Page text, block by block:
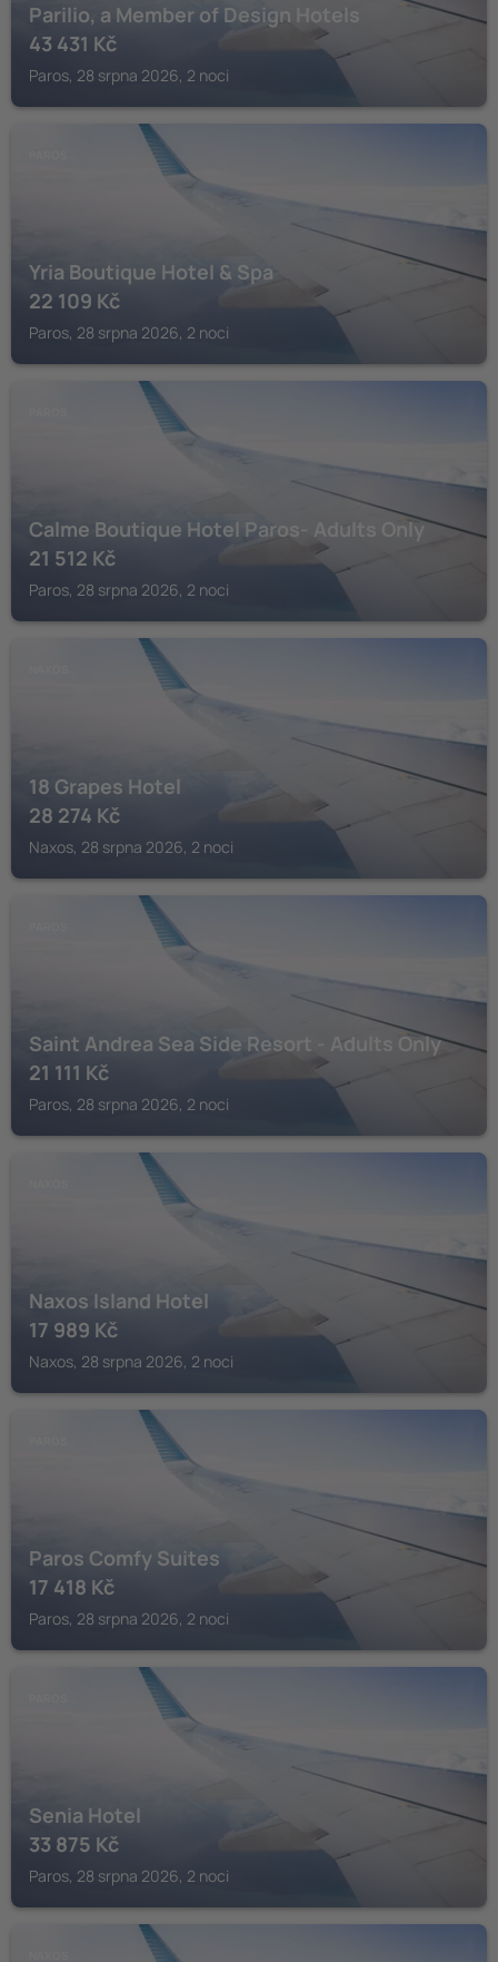
Parilio, a Member of Design Hotels
43 431 Kč
Paros, 28 srpna 2026, 2 noci
Yria Boutique Hotel & Spa
22 109 Kč
Paros, 28 srpna 2026, 2 noci
Calme Boutique Hotel Paros- Adults Only
21 512 Kč
Paros, 28 srpna 2026, 2 noci
18 Grapes Hotel
28 274 Kč
Naxos, 28 srpna 2026, 2 noci
Saint Andrea Sea Side Resort - Adults Only
21 111 Kč
Paros, 28 srpna 2026, 2 noci
Naxos Island Hotel
17 989 Kč
Naxos, 28 srpna 2026, 2 noci
Paros Comfy Suites
17 418 Kč
Paros, 28 srpna 2026, 2 noci
Senia Hotel
33 875 Kč
Paros, 28 srpna 2026, 2 noci